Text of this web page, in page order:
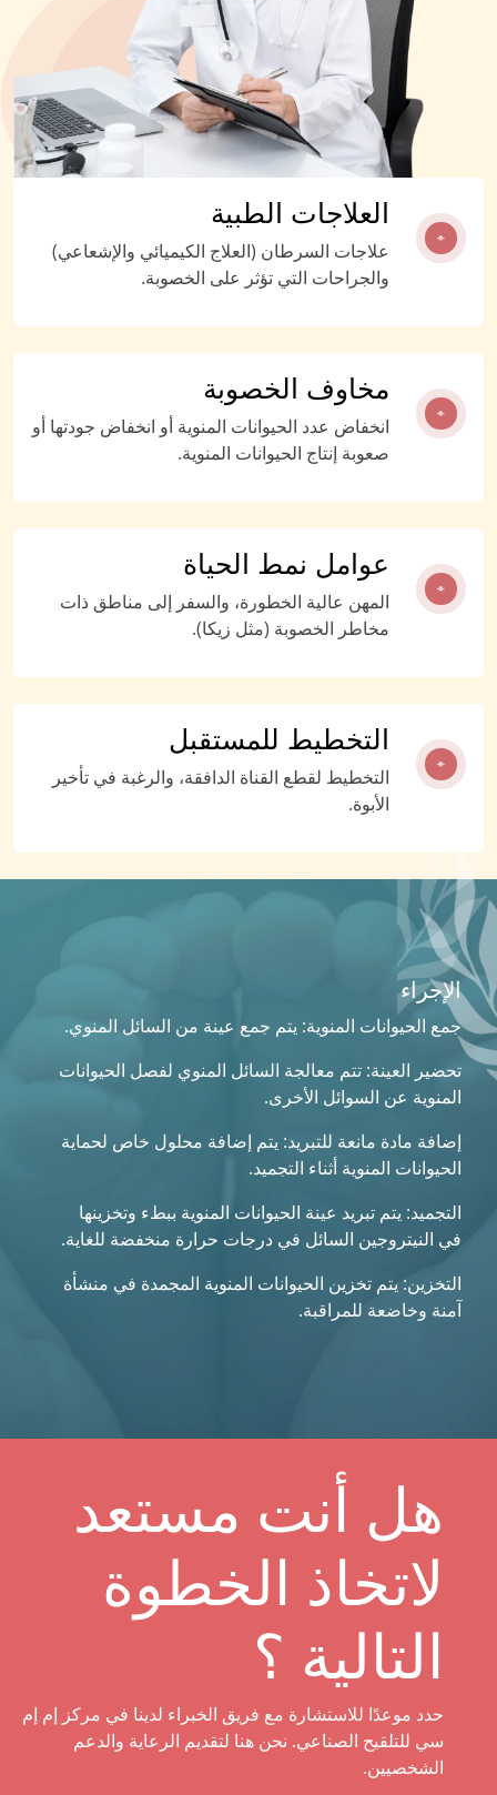
العلاجات الطبية
علاجات السرطان (العلاج الكيميائي والإشعاعي)
والجراحات التي تؤثر على الخصوبة.
مخاوف الخصوبة
انخفاض عدد الحيوانات المنوية أو انخفاض جودتها أو
صعوبة إنتاج الحيوانات المنوية.
عوامل نمط الحياة
المهن عالية الخطورة، والسفر إلى مناطق ذات
مخاطر الخصوبة (مثل زيكا).
التخطيط للمستقبل
التخطيط لقطع القناة الدافقة، والرغبة في تأخير
الأبوة.
الإجراء
جمع الحيوانات المنوية: يتم جمع عينة من السائل المنوي.
تحضير العينة: تتم معالجة السائل المنوي لفصل الحيوانات
المنوية عن السوائل الأخرى.
إضافة مادة مانعة للتبريد: يتم إضافة محلول خاص لحماية
الحيوانات المنوية أثناء التجميد.
التجميد: يتم تبريد عينة الحيوانات المنوية ببطء وتخزينها
في النيتروجين السائل في درجات حرارة منخفضة للغاية.
التخزين: يتم تخزين الحيوانات المنوية المجمدة في منشأة
آمنة وخاضعة للمراقبة.
هل أنت مستعد
لاتخاذ الخطوة
التالية ؟
حدد موعدًا للاستشارة مع فريق الخبراء لدينا في مركز إم إم
سي للتلقيح الصناعي. نحن هنا لتقديم الرعاية والدعم
الشخصيين.